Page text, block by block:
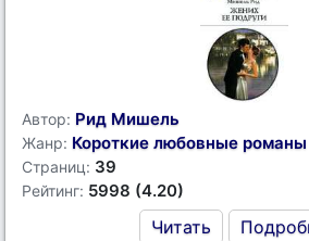
Автор: Рид Мишель
Жанр: Короткие любовные романы
Страниц: 39
Рейтинг: 5998 (4.20)
Читать